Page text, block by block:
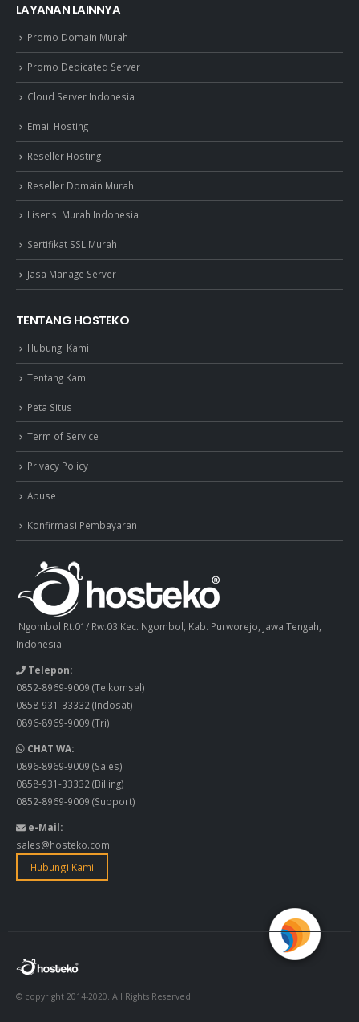
LAYANAN LAINNYA
Promo Domain Murah
Promo Dedicated Server
Cloud Server Indonesia
Email Hosting
Reseller Hosting
Reseller Domain Murah
Lisensi Murah Indonesia
Sertifikat SSL Murah
Jasa Manage Server
TENTANG HOSTEKO
Hubungi Kami
Tentang Kami
Peta Situs
Term of Service
Privacy Policy
Abuse
Konfirmasi Pembayaran
Ngombol Rt.01/ Rw.03 Kec. Ngombol, Kab. Purworejo, Jawa Tengah,
Indonesia
Telepon:
0852-8969-9009 (Telkomsel)
0858-931-33332 (Indosat)
0896-8969-9009 (Tri)
CHAT WA:
0896-8969-9009 (Sales)
0858-931-33332 (Billing)
0852-8969-9009 (Support)
e-Mail:
sales@hosteko.com
Hubungi Kami
© copyright 2014-2020. All Rights Reserved